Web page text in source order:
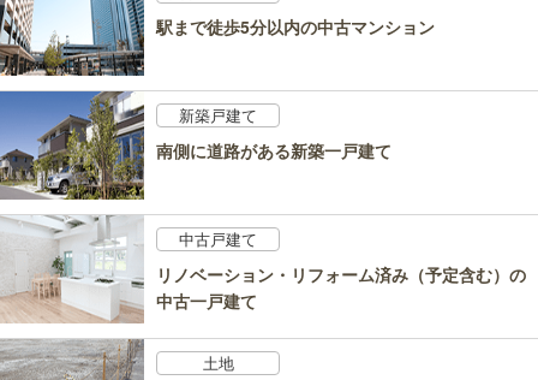
駅まで徒歩5分以内の中古マンション
新築戸建て
南側に道路がある新築一戸建て
中古戸建て
リノベーション・リフォーム済み（予定含む）の
中古一戸建て
土地